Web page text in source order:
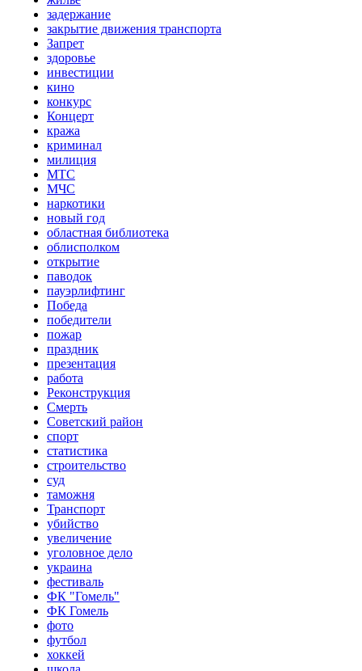
задержание
закрытие движения транспорта
Запрет
здоровье
инвестиции
кино
конкурс
Концерт
кража
криминал
милиция
МТС
МЧС
наркотики
новый год
областная библиотека
облисполком
открытие
паводок
пауэрлифтинг
Победа
победители
пожар
праздник
презентация
работа
Реконструкция
Смерть
Советский район
спорт
статистика
строительство
суд
таможня
Транспорт
убийство
увеличение
уголовное дело
украина
фестиваль
ФК "Гомель"
ФК Гомель
фото
футбол
хоккей